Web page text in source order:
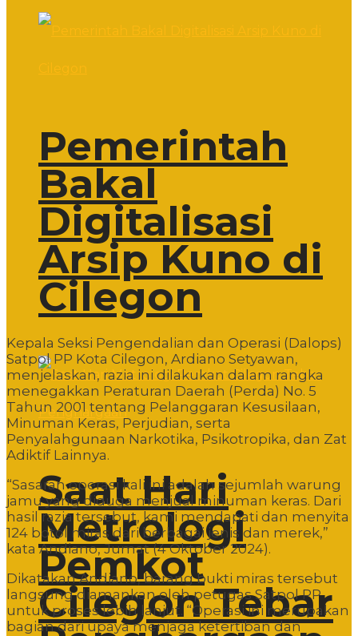
Pemerintah
Bakal
Digitalisasi
Arsip Kuno di
Cilegon
Saat Hari
Metrologi
Pemkot
Cilegon Tebar
Kepala Seksi Pengendalian dan Operasi (Dalops)
Satpol PP Kota Cilegon, Ardiano Setyawan,
menjelaskan, razia ini dilakukan dalam rangka
menegakkan Peraturan Daerah (Perda) No. 5
Tahun 2001 tentang Pelanggaran Kesusilaan,
Minuman Keras, Perjudian, serta
Penyalahgunaan Narkotika, Psikotropika, dan Zat
Adiktif Lainnya.
“Sasaran operasi kali ini adalah sejumlah warung
jamu yang diduga menjual minuman keras. Dari
hasil razia tersebut, kami mendapati dan menyita
124 botol miras dari berbagai jenis dan merek,”
kata Andiano, Jumat (4 Oktober 2024).
Dikatakan Andiano, barang bukti miras tersebut
langsung diamankan oleh petugas Satpol PP
untuk proses lebih lanjut. “Operasi ini merupakan
bagian dari upaya menjaga ketertiban dan